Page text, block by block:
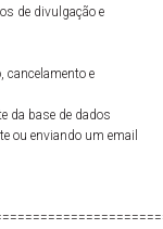
de divulgação e
cancelamento e
da base de dados
ou enviando um email